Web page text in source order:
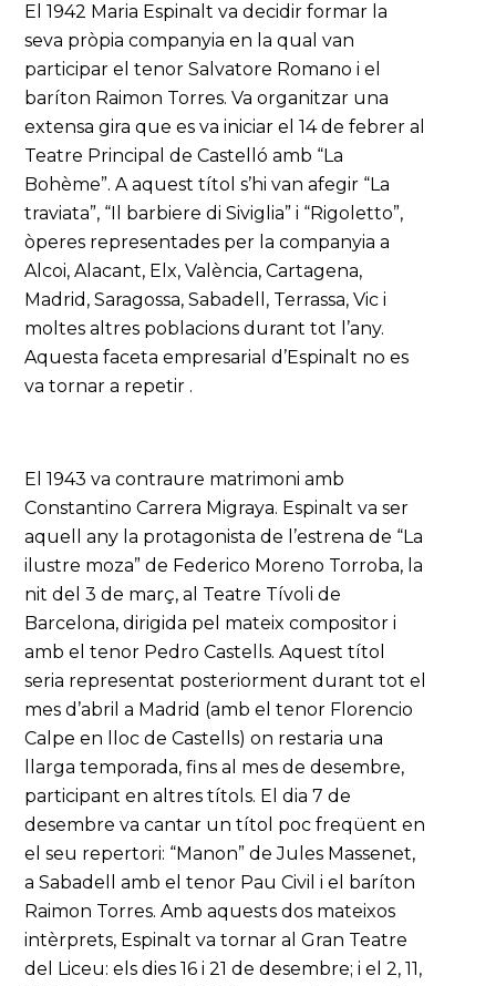
El 1942 Maria Espinalt va decidir formar la
seva pròpia companyia en la qual van
participar el tenor Salvatore Romano i el
baríton Raimon Torres. Va organitzar una
extensa gira que es va iniciar el 14 de febrer al
Teatre Principal de Castelló amb “La
Bohème”. A aquest títol s’hi van afegir “La
traviata”, “Il barbiere di Siviglia” i “Rigoletto”,
òperes representades per la companyia a
Alcoi, Alacant, Elx, València, Cartagena,
Madrid, Saragossa, Sabadell, Terrassa, Vic i
moltes altres poblacions durant tot l’any.
Aquesta faceta empresarial d’Espinalt no es
va tornar a repetir .
El 1943 va contraure matrimoni amb
Constantino Carrera Migraya. Espinalt va ser
aquell any la protagonista de l’estrena de “La
ilustre moza” de Federico Moreno Torroba, la
nit del 3 de març, al Teatre Tívoli de
Barcelona, dirigida pel mateix compositor i
amb el tenor Pedro Castells. Aquest títol
seria representat posteriorment durant tot el
mes d’abril a Madrid (amb el tenor Florencio
Calpe en lloc de Castells) on restaria una
llarga temporada, fins al mes de desembre,
participant en altres títols. El dia 7 de
desembre va cantar un títol poc freqüent en
el seu repertori: “Manon” de Jules Massenet,
a Sabadell amb el tenor Pau Civil i el baríton
Raimon Torres. Amb aquests dos mateixos
intèrprets, Espinalt va tornar al Gran Teatre
del Liceu: els dies 16 i 21 de desembre; i el 2, 11,